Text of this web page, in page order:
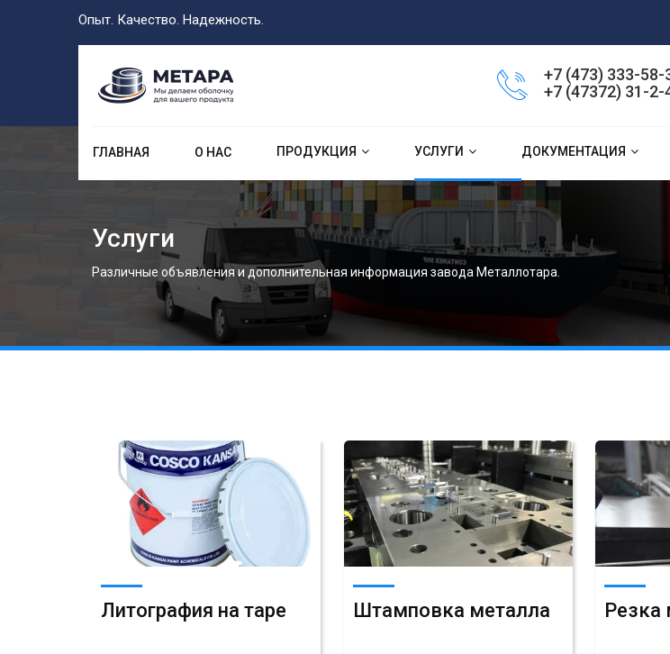
Опыт. Качество. Надежность.
+7 (473) 333-58-
+7 (47372) 31-2-
ГЛАВНАЯ О НАС ПРОДУКЦИЯ УСЛУГИ ДОКУМЕНТАЦИЯ
Услуги
Различные объявления и дополнительная информация завода Металлотара.
Литография на таре Штамповка металла Резка